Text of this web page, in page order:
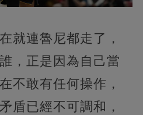
就連魯尼都走了，
，正是因為自己當
不敢有任何操作，
盾已經不可調和，